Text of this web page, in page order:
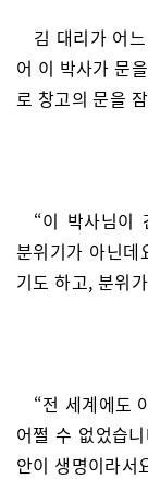
김 대리가 어
어 이 박사가 문
로 창고의 문을
“이 박사님이
분위기가 아닌
기도 하고, 분위
“전 세계에도
어쩔 수 없었습
안이 생명이라서